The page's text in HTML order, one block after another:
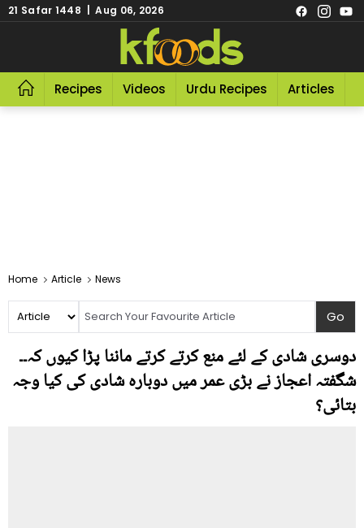
21 Safar 1448 | Aug 06, 2026
Recipes Videos Urdu Recipes Articles
Home Article News
دوسری شادی کے لئے منع کرتے کرتے ماننا پڑا کیوں کہ۔۔
شگفتہ اعجاز نے بڑی عمر میں دوبارہ شادی کی کیا وجہ
بتائی؟